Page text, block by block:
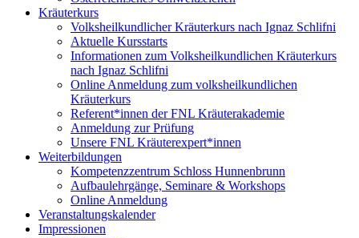
Kräuterkurs
Volksheilkundlicher Kräuterkurs nach Ignaz Schlifni
Aktuelle Kursstarts
Informationen zum Volksheilkundlichen Kräuterkurs
nach Ignaz Schlifni
Online Anmeldung zum volksheilkundlichen
Kräuterkurs
Referent*innen der FNL Kräuterakademie
Anmeldung zur Prüfung
Unsere FNL Kräuterexpert*innen
Weiterbildungen
Kompetenzzentrum Schloss Hunnenbrunn
Aufbaulehrgänge, Seminare & Workshops
Online Anmeldung
Veranstaltungskalender
Impressionen